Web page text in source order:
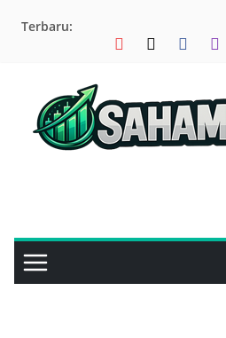
Terbaru: